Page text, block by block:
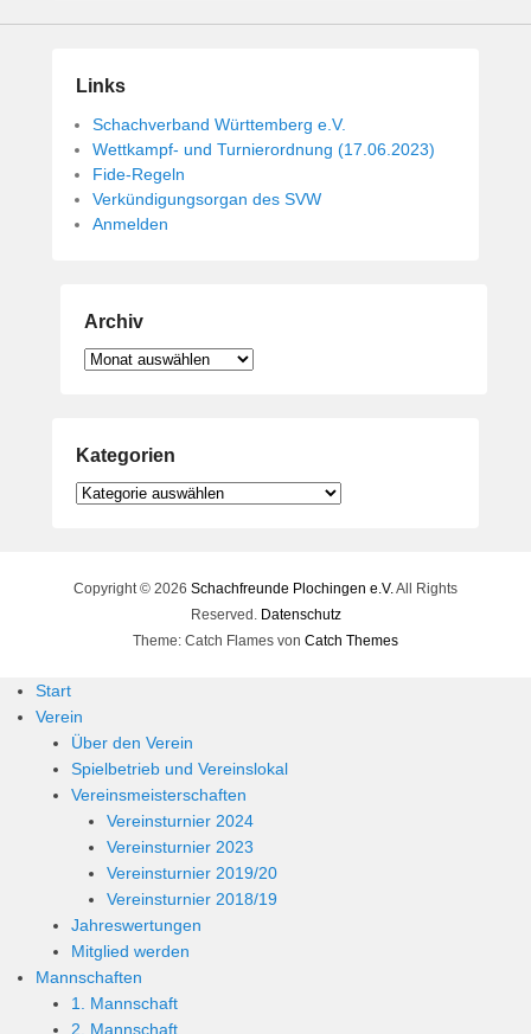
Links
Schachverband Württemberg e.V.
Wettkampf- und Turnierordnung (17.06.2023)
Fide-Regeln
Verkündigungsorgan des SVW
Anmelden
Archiv
Archiv
Kategorien
Kategorien
Copyright © 2026 Schachfreunde Plochingen e.V.All Rights
Reserved. Datenschutz
Theme: Catch Flames von Catch Themes
Start
Verein
Über den Verein
Spielbetrieb und Vereinslokal
Vereinsmeisterschaften
Vereinsturnier 2024
Vereinsturnier 2023
Vereinsturnier 2019/20
Vereinsturnier 2018/19
Jahreswertungen
Mitglied werden
Mannschaften
1. Mannschaft
2. Mannschaft